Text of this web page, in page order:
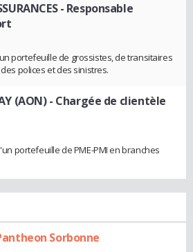
- Responsable
portefeuille de grossistes, de transitaires
polices et des sinistres.
(AON)- Chargée de clientèle
portefeuille de PME-PMI en branches
Sorbonne